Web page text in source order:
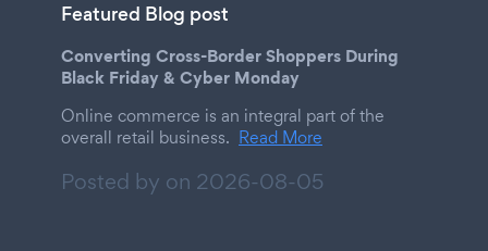
Featured Blog post
Converting Cross-Border Shoppers During
Black Friday & Cyber Monday
Online commerce is an integral part of the
overall retail business. Read More
Posted by on 2026-08-05